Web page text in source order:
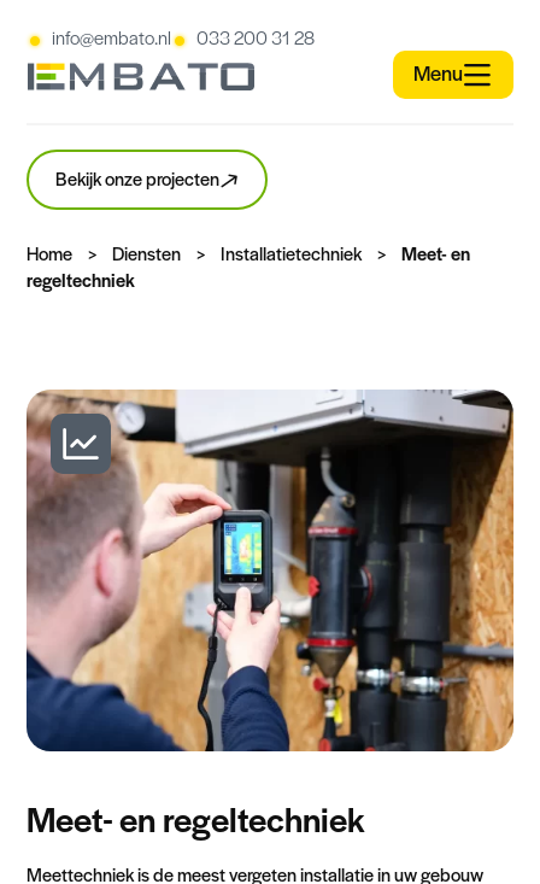
info@embato.nl 033 200 31 28
Bekijk onze projecten
Home > Diensten > Installatietechniek >
Meet- en
regeltechniek
Meet- en regeltechniek
Meettechniek is de meest vergeten installatie in uw gebouw